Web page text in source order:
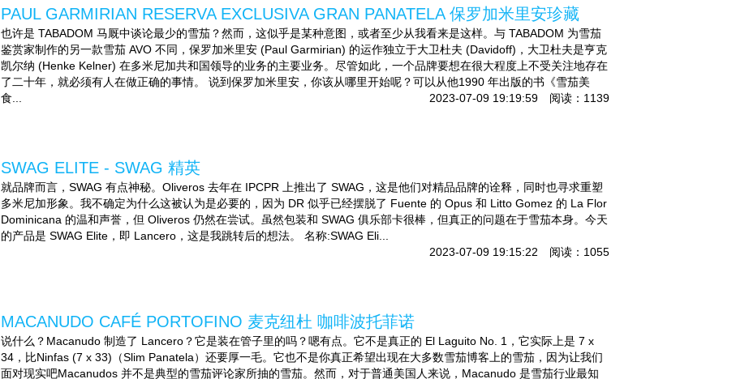
PAUL GARMIRIAN RESERVA EXCLUSIVA GRAN PANATELA 保罗加米里安珍藏
也许是 TABADOM 马厩中谈论最少的雪茄？然而，这似乎是某种意图，或者至少从我看来是这样。与 TABADOM 为雪茄
鉴赏家制作的另一款雪茄 AVO 不同，保罗加米里安 (Paul Garmirian) 的运作独立于大卫杜夫 (Davidoff)，大卫杜夫是亨克
凯尔纳 (Henke Kelner) 在多米尼加共和国领导的业务的主要业务。尽管如此，一个品牌要想在很大程度上不受关注地存在
了二十年，就必须有人在做正确的事情。 说到保罗加米里安，你该从哪里开始呢？可以从他1990 年出版的书《雪茄美
食...
2023-07-09 19:19:59 阅读：1139
SWAG ELITE - SWAG 精英
就品牌而言，SWAG 有点神秘。Oliveros 去年在 IPCPR 上推出了 SWAG，这是他们对精品品牌的诠释，同时也寻求重塑
多米尼加形象。我不确定为什么这被认为是必要的，因为 DR 似乎已经摆脱了 Fuente 的 Opus 和 Litto Gomez 的 La Flor
Dominicana 的温和声誉，但 Oliveros 仍然在尝试。虽然包装和 SWAG 俱乐部卡很棒，但真正的问题在于雪茄本身。今天
的产品是 SWAG Elite，即 Lancero，这是我跳转后的想法。 名称:SWAG Eli...
2023-07-09 19:15:22 阅读：1055
MACANUDO CAFÉ PORTOFINO 麦克纽杜 咖啡波托菲诺
说什么？Macanudo 制造了 Lancero？它是装在管子里的吗？嗯有点。它不是真正的 El Laguito No. 1，它实际上是 7 x
34，比Ninfas (7 x 33)（Slim Panatela）还要厚一毛。它也不是你真正希望出现在大多数雪茄博客上的雪茄，因为让我们
面对现实吧Macanudos 并不是典型的雪茄评论家所抽的雪茄。然而，对于普通美国人来说，Macanudo 是雪茄行业最知